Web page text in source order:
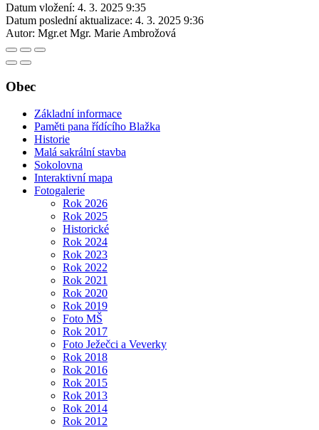
Datum vložení: 4. 3. 2025 9:35
Datum poslední aktualizace: 4. 3. 2025 9:36
Autor: Mgr.et Mgr. Marie Ambrožová
Obec
Základní informace
Paměti pana řídícího Blažka
Historie
Malá sakrální stavba
Sokolovna
Interaktivní mapa
Fotogalerie
Rok 2026
Rok 2025
Historické
Rok 2024
Rok 2023
Rok 2022
Rok 2021
Rok 2020
Rok 2019
Foto MŠ
Rok 2017
Foto Ježečci a Veverky
Rok 2018
Rok 2016
Rok 2015
Rok 2013
Rok 2014
Rok 2012